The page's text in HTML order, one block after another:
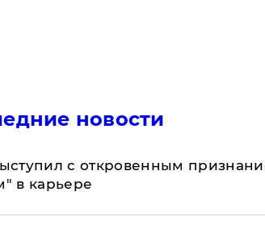
новости
с откровенным
в карьере